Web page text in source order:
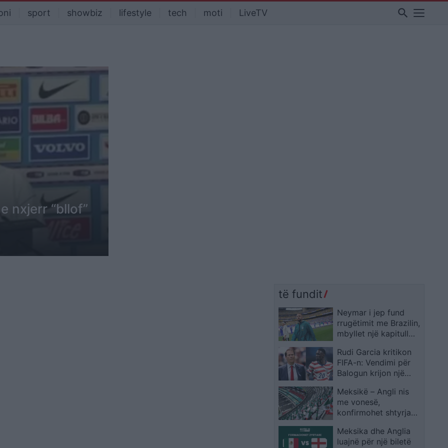
sport showbiz lifestyle tech moti LiveTV search
nxjerr “bllof”
të fundit
Neymar i jep fund
rrugëtimit me Brazilin,
mbyllet një kapitull
Rudi Garcia kritikon
FIFA-n: Vendimi për
Balogun krijon një
rrezikshëm në futboll
Meksikë – Angli nis
me vonesë,
konfirmohet shtyrja
Meksika dhe Anglia
luajnë për një biletë